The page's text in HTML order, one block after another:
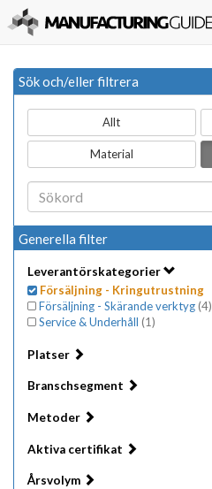
Sök och/eller filtrera
Allt
Material
Generella filter
Leverantörskategorier
Försäljning - Kringutrustning
Försäljning - Skärande verktyg (4)
Service & Underhåll (1)
Platser
Branschsegment
Metoder
Aktiva certifikat
Årsvolym